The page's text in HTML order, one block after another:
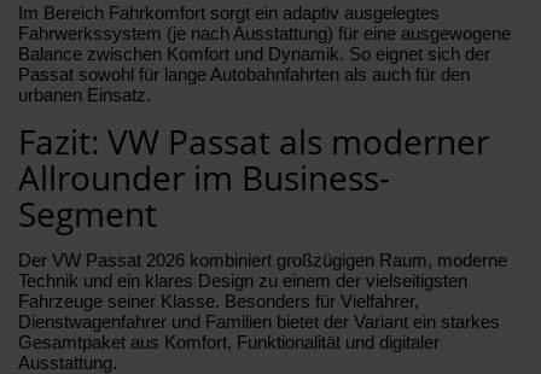
Im Bereich Fahrkomfort sorgt ein adaptiv ausgelegtes
Fahrwerkssystem (je nach Ausstattung) für eine ausgewogene
Balance zwischen Komfort und Dynamik. So eignet sich der
Passat sowohl für lange Autobahnfahrten als auch für den
urbanen Einsatz.
Fazit: VW Passat als moderner
Allrounder im Business-
Segment
Der VW Passat 2026 kombiniert großzügigen Raum, moderne
Technik und ein klares Design zu einem der vielseitigsten
Fahrzeuge seiner Klasse. Besonders für Vielfahrer,
Dienstwagenfahrer und Familien bietet der Variant ein starkes
Gesamtpaket aus Komfort, Funktionalität und digitaler
Ausstattung.